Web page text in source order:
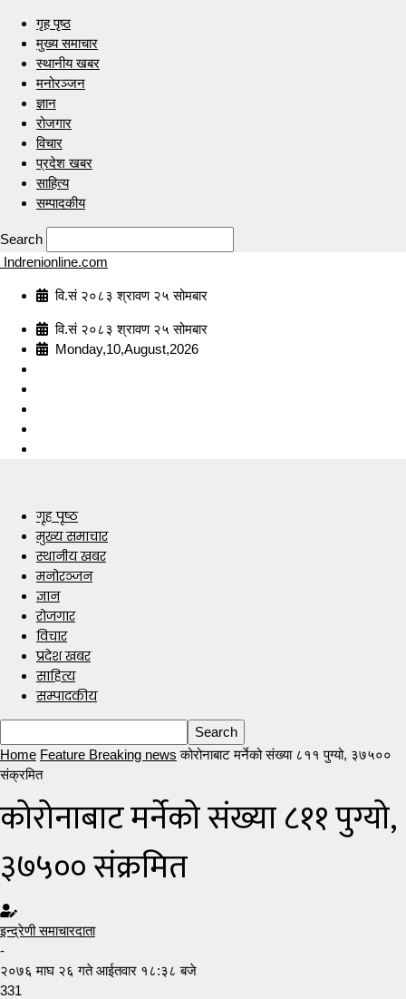
गृह पृष्ठ
मुख्य समाचार
स्थानीय खबर
मनोरञ्जन
ज्ञान
रोजगार
विचार
प्रदेश खबर
साहित्य
सम्पादकीय
Search
Indrenionline.com
वि.सं २०८३ श्रावण २५ सोमबार
वि.सं २०८३ श्रावण २५ सोमबार
Monday,10,August,2026
गृह पृष्ठ
मुख्य समाचार
स्थानीय खबर
मनोरञ्जन
ज्ञान
रोजगार
विचार
प्रदेश खबर
साहित्य
सम्पादकीय
Home Feature Breaking news कोरोनाबाट मर्नेको संख्या ८११ पुग्यो, ३७५००
संक्रमित
कोरोनाबाट मर्नेको संख्या ८११ पुग्यो,
३७५०० संक्रमित
इन्द्रेणी समाचारदाता
-
२०७६ माघ २६ गते आईतवार १८:३८ बजे
331